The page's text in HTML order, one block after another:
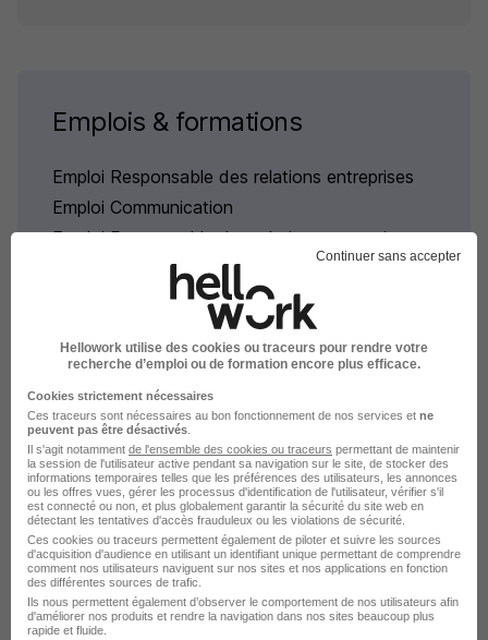
Emplois & formations
Emploi Responsable des relations entreprises
Emploi Communication
Emploi Responsable des relations entreprises
L'emploi par métier
Emploi Assistant communication
Emploi Brand ambassador
Emploi Chargé de communication
Emploi Chargé de communication digitale
Emploi Chargé de communication interne
Emploi Chargé de mission communication
Continuer sans accepter
Hellowork utilise des cookies ou traceurs pour rendre votre
recherche d’emploi ou de formation encore plus efficace.
Cookies strictement nécessaires
Ces traceurs sont nécessaires au bon fonctionnement de nos services et ne
peuvent pas être désactivés
Il s'agit notamment de l'ensemble des cookies ou traceurs permettant de maintenir
la session de l'utilisateur active pendant sa navigation sur le site, de stocker des
informations temporaires telles que les préférences des utilisateurs, les annonces
ou les offres vues, gérer les processus d'identification de l'utilisateur, vérifier s'il
est connecté ou non, et plus globalement garantir la sécurité du site web en
détectant les tentatives d'accès frauduleux ou les violations de sécurité.
Ces cookies ou traceurs permettent également de piloter et suivre les sources
d'acquisition d'audience en utilisant un identifiant unique permettant de comprendre
comment nos utilisateurs naviguent sur nos sites et nos applications en fonction
des différentes sources de trafic.
Ils nous permettent également d’observer le comportement de nos utilisateurs afin
d'améliorer nos produits et rendre la navigation dans nos sites beaucoup plus
rapide et fluide.